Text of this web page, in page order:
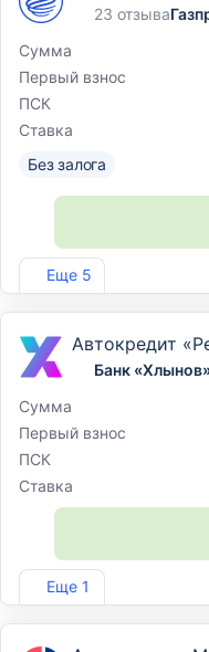
Еще 5
23 отзыва
Сумма
Первый взнос
ПСК
Ставка
Без залога
Лиц. №354
Еще 1
Автокредит
Банк
Сумма
Первый взнос
ПСК
Ставка
Лиц. №254